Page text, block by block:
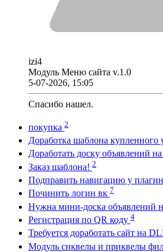
izi4
Модуль Меню сайта v.1.0
5-07-2026, 15:05
Спасибо нашел.
покупка 2
Доработка шаблона
Доработать доску объявлений
Заказ шаблона! 2
Подправить навигацию у
Починить логин вк 7
Нужна мини-доска объявлений
Регистрация по QR коду 4
Требуется доработать сайт на
Модуль сиквелы и приквелы